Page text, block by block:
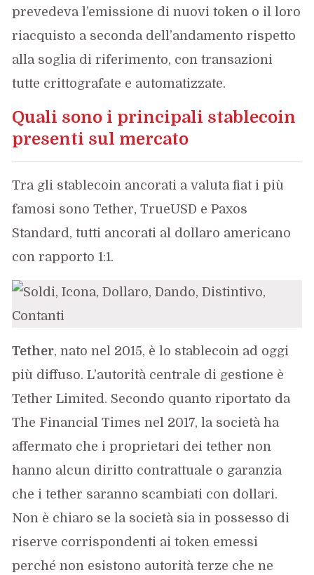
prevedeva l’emissione di nuovi token o il loro
riacquisto a seconda dell’andamento rispetto
alla soglia di riferimento, con transazioni
tutte crittografate e automatizzate.
Quali sono i principali stablecoin
presenti sul mercato
Tra gli stablecoin ancorati a valuta fiat i più
famosi sono Tether, TrueUSD e Paxos
Standard, tutti ancorati al dollaro americano
con rapporto 1:1.
Tether, nato nel 2015, è lo stablecoin ad oggi
più diffuso. L’autorità centrale di gestione è
Tether Limited. Secondo quanto riportato da
The Financial Times nel 2017, la società ha
affermato che i proprietari dei tether non
hanno alcun diritto contrattuale o garanzia
che i tether saranno scambiati con dollari.
Non è chiaro se la società sia in possesso di
riserve corrispondenti ai token emessi
perché non esistono autorità terze che ne